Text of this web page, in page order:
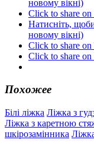
новому вікні)
Click to share on
Натисніть,
новому вікні)
Click to share on
Click to share on
Похожее
Білі ліжка Ліжка з
Ліжка з каретною
шкірозамінника